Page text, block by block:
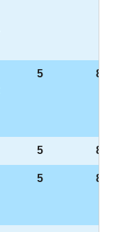
5 8-
5 8-
5 8-